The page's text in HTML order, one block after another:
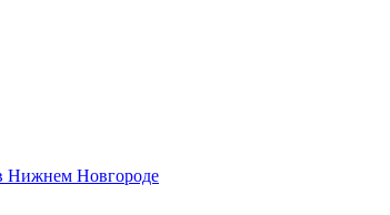
Нижнем Новгороде